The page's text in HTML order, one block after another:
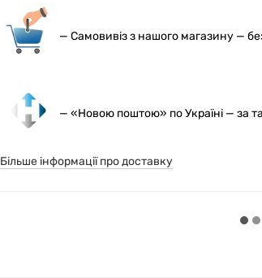
— Самовивіз з нашого магазину —
— «Новою поштою» по Україні — за
Більше інформації про доставку